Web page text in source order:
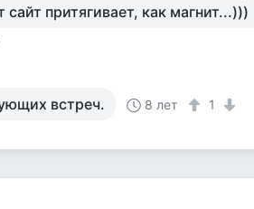
притягивает, как магнит...)))
встреч. 8 лет 1